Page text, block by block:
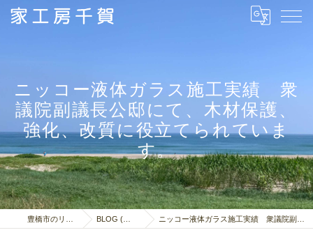
ニッコー液体ガラス施工実績 衆
議院副議長公邸にて、木材保護、
強化、改質に役立てられていま
す。
BLOG (日々雑感＋施工事例) ニッコー液体ガラス施工実績 衆議院副議長公邸にて、木材保護、強化、改質に役立てられています。